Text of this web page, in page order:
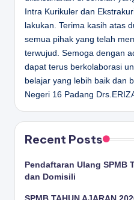
Intra Kurikuler dan
lakukan. Terima kasih atas
semua pihak yang telah
terwujud. Semoga dengan
dapat terus berkolaborasi
belajar yang lebih baik dan
Negeri 16 Padang
Recent Posts
Pendaftaran Ulang SPMB
dan Domisili